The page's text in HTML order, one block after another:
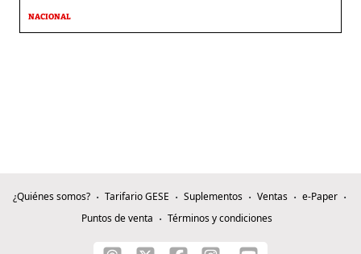
NACIONAL
¿Quiénes somos? Tarifario GESE Suplementos Ventas
e-Paper
Puntos de venta
Términos y condiciones